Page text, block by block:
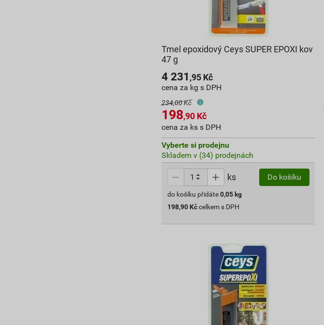
Tmel epoxidový Ceys SUPER EPOXI kov
47 g
4 231 ,95 Kč
cena za kg s DPH
234,00 Kč
198,90 Kč
cena za ks s DPH
Vyberte si prodejnu
Skladem v (34) prodejnách
ks Do košíku
do košíku přidáte 0,05 kg
198,90 Kč celkem s DPH